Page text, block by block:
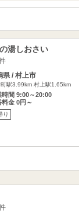
湯しおさい
県 / 村上市
駅3.99km 村上駅1.65km
時間 9:00～20:00
料金 0円～
り